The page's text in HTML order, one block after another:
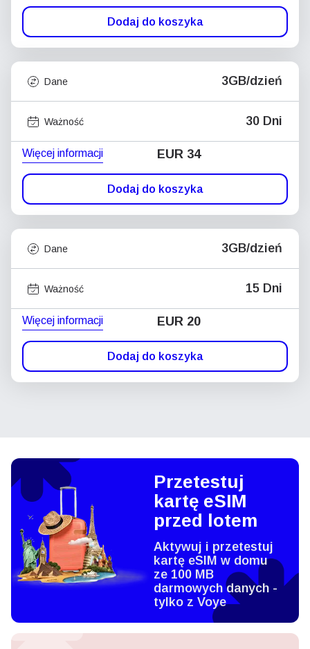
Dodaj do koszyka
Dane 3GB/dzień
Ważność 30 Dni
Więcej informacji EUR 34
Dodaj do koszyka
Dane 3GB/dzień
Ważność 15 Dni
Więcej informacji EUR 20
Dodaj do koszyka
Przetestuj
kartę eSIM
przed lotem
Aktywuj i przetestuj
kartę eSIM w domu
ze 100 MB
darmowych danych -
tylko z Voye